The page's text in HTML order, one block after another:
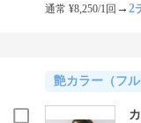
通常 ¥8,250/1回 →2
艶カラー（フ